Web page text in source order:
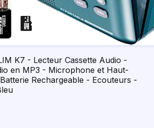
K7 - Lecteur Cassette Audio -
en MP3 - Microphone et Haut-
Rechargeable - Ecouteurs -